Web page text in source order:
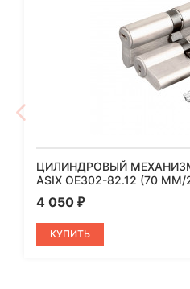
ЦИЛИНДРОВЫЙ
ASIX OE302-82.12 (70
4 050 ₽
КУПИТЬ